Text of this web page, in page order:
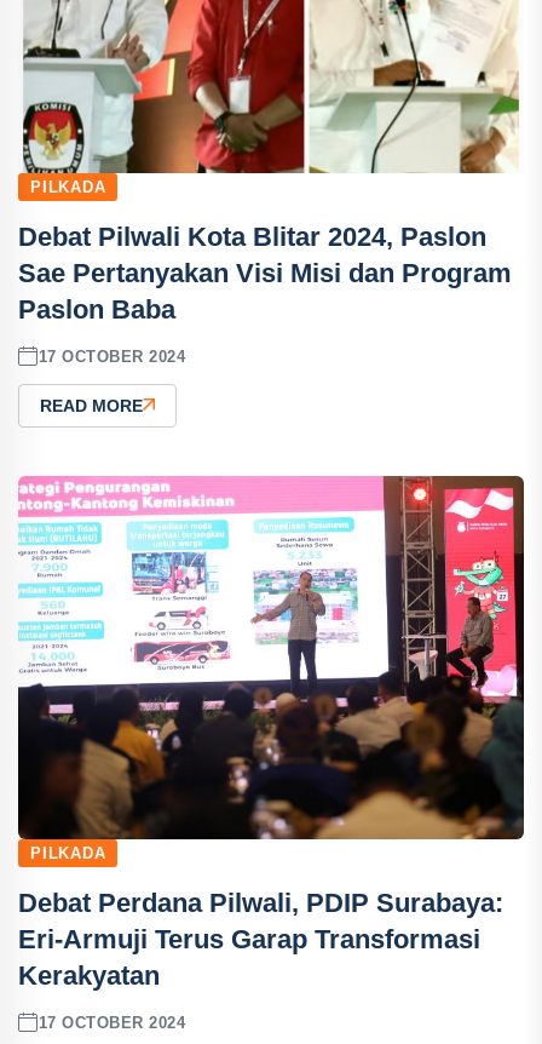
PILKADA
Debat Pilwali Kota Blitar 2024, Paslon
Sae Pertanyakan Visi Misi dan Program
Paslon Baba
17 OCTOBER 2024
READ MORE
PILKADA
Debat Perdana Pilwali, PDIP Surabaya:
Eri-Armuji Terus Garap Transformasi
Kerakyatan
17 OCTOBER 2024